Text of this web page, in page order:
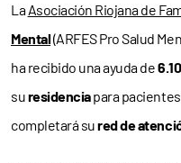
LaAsociación Riojana de
Mental(ARFES Pro Salud
ha recibido una ayuda de
suresidenciapara
completará sured de